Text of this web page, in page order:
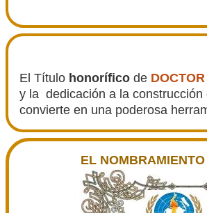
El Título honorífico de
y la dedicación a la
convierte en una poderosa
EL